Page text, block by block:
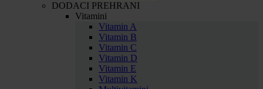
DODACI PREHRANI
Vitamini
Vitamin A
Vitamin B
Vitamin C
Vitamin D
Vitamin E
Vitamin K